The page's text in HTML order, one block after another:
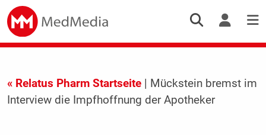
« Relatus Pharm Startseite| Mückstein bremst im
Interview die Impfhoffnung der Apotheker